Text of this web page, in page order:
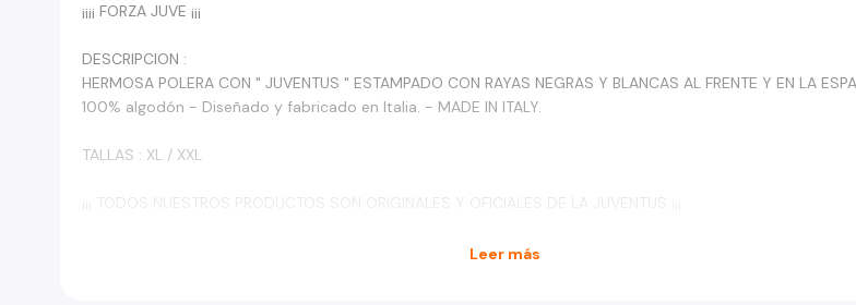
¡¡¡¡ FORZA JUVE ¡¡¡
DESCRIPCION :
HERMOSA POLERA CON " JUVENTUS " ESTAMPADO CON RAYAS NEGRAS Y BLANCAS AL FRENTE Y EN LA
100% algodón - Diseñado y fabricado en Italia. - MADE IN ITALY.
TALLAS : XL / XXL
¡¡¡ APROVECHA A DARLE UNA MIRADA A LOS DEMAS PRODUCTOS QUE TENEMOS PARA TI ¡¡¡
Leer más